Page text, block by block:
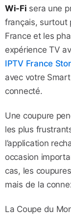
Wi-Fi sera une
français, surtout
France et les
expérience TV
IPTV France
avec votre
connecté.
Une coupure
les plus
l’application
occasion
cas, les
mais de la
La Coupe du